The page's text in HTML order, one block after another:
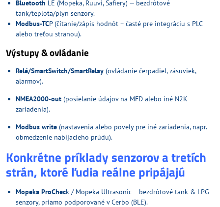
Bluetooth LE (Mopeka, Ruuvi, Safiery) — bezdrôtové
tank/teplota/plyn senzory.
Modbus-TCP (čítanie/zápis hodnôt – časté pre integráciu s PLC
alebo treťou stranou).
Výstupy & ovládanie
Relé/SmartSwitch/SmartRelay (ovládanie čerpadiel, zásuviek,
alarmov).
NMEA2000-out (posielanie údajov na MFD alebo iné N2K
zariadenia).
Modbus write (nastavenia alebo povely pre iné zariadenia, napr.
obmedzenie nabíjacieho prúdu).
Konkrétne príklady senzorov a tretích
strán, ktoré ľudia reálne pripájajú
Mopeka ProCheck / Mopeka Ultrasonic – bezdrôtové tank & LPG
senzory, priamo podporované v Cerbo (BLE).